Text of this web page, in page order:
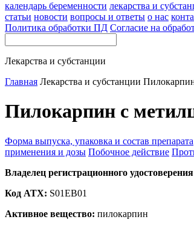
календарь беременности лекарства и
статьи новости вопросы и ответы о нас
Политика обработки ПД Согласие на
Лекарства и субстанции
Главная Лекарства и субстанции
Пилокарпин с
Форма выпуска, упаковка и состав препарата
применения и дозы Побочное действие
Владелец регистрационного
Код ATX: S01EB01
Активное вещество: пилокарпин